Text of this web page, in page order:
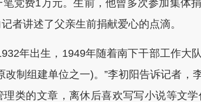
党费1万元。生前，他曾多次参加集体
者讲述了父亲生前捐献爱心的点滴。
年出生，1949年随着南下干部工作大
改制组建单位之一)。”李初阳告诉记者，
类的文章，离休后喜欢写写小说等文